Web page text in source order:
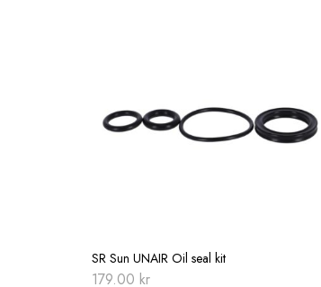
SR Sun UNAIR Oil seal kit
179.00 kr